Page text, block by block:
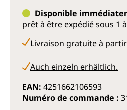
Disponible
prêt à être expédié sous 1
Livraison gratuite à
Auch einzeln erhältlich.
EAN: 4251662106593
Numéro de commande :